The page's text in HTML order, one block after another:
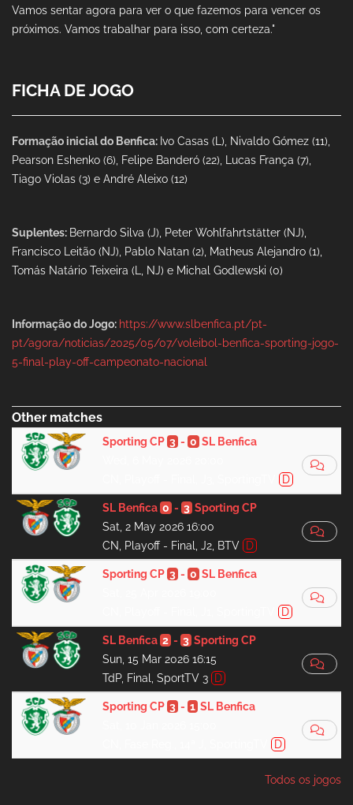
Vamos sentar agora para ver o que fazemos para vencer os
próximos. Vamos trabalhar para isso, com certeza."
FICHA DE JOGO
Formação inicial do Benfica: Ivo Casas (L), Nivaldo Gómez (11),
Pearson Eshenko (6), Felipe Banderó (22), Lucas França (7),
Tiago Violas (3) e André Aleixo (12)
Suplentes: Bernardo Silva (J), Peter Wohlfahrtstätter (NJ),
Francisco Leitão (NJ), Pablo Natan (2), Matheus Alejandro (1),
Tomás Natário Teixeira (L, NJ) e Michal Godlewski (0)
Informação do Jogo: https://www.slbenfica.pt/pt-
pt/agora/noticias/2025/05/07/voleibol-benfica-sporting-jogo-
5-final-play-off-campeonato-nacional
Other matches
Sporting CP 3- 0 SL Benfica
D
SL Benfica 0 - 3 Sporting CP
Sat, 2 May 2026 16:00
CN, Playoff - Final, J2, BTV
D
Sporting CP 3- 0 SL Benfica
D
SL Benfica 2- 3 Sporting CP
Sun, 15 Mar 2026 16:15
TdP, Final, SportTV 3
D
Sporting CP 3- 1 SL Benfica
D
Todos os jogos